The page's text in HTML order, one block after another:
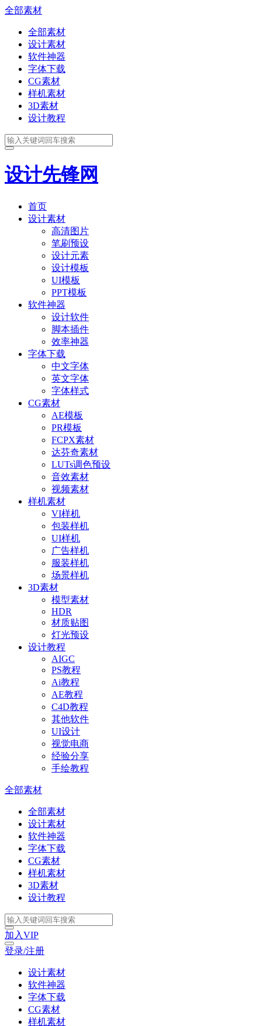
全部素材
全部素材
设计素材
软件神器
字体下载
CG素材
样机素材
3D素材
设计教程
设计先锋网
首页
设计素材
高清图片
笔刷预设
设计元素
设计模板
UI模板
PPT模板
软件神器
设计软件
脚本插件
效率神器
字体下载
中文字体
英文字体
字体样式
CG素材
AE模板
PR模板
FCPX素材
达芬奇素材
LUTs调色预设
音效素材
视频素材
样机素材
VI样机
包装样机
UI样机
广告样机
服装样机
场景样机
3D素材
模型素材
HDR
材质贴图
灯光预设
设计教程
AIGC
PS教程
Ai教程
AE教程
C4D教程
其他软件
UI设计
视觉电商
经验分享
手绘教程
全部素材
全部素材
设计素材
软件神器
字体下载
CG素材
样机素材
3D素材
设计教程
加入VIP
登录/注册
设计素材
软件神器
字体下载
CG素材
样机素材